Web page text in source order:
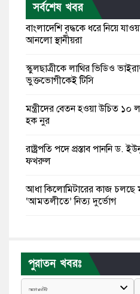
সর্বশেষ খবর
বাংলাদেশি বৃদ্ধকে ধরে নিয়ে
আনলো স্থানীয়রা
স্কুলছাত্রীকে লাথির ভিডিও
ভুক্তভোগীকেই টিসি
মন্ত্রীদের বেতন হওয়া উচিত
হক নুর
রাষ্ট্রপতি পদে প্রস্তাব পাননি ড.
ফখরুল
আধা কিলোমিটারের কাজ চলছে
‘আমতলীতে’ নিত্য দুর্ভোগ
পুলিশকে পিটিয়ে রক্তাক্ত করেছি
এনসিপি নেতা
পুরাতন খবরঃ